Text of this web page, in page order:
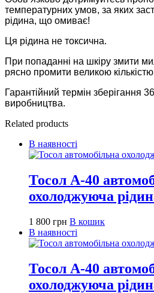
температурних умов, за яких
рідина, що омиває!
Ця рідина не токсична.
При попаданні на шкіру змити
рясно промити великою
Гарантійний термін зберігання
виробництва.
Related products
В наявності
Тосол А-40
охолоджуюча
1 800 грн В кошик
В наявності
Тосол А-40
охолоджуюча